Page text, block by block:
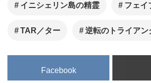
イニシェリン島の精霊 フェイ
TAR／ター 逆転のトライアン
Facebook